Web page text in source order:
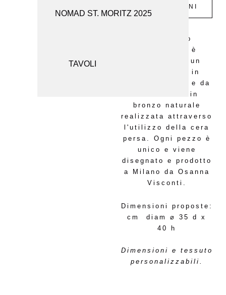
SEDUTE
TAVOLI
NOMAD ST. MORITZ 2025
INFORMAZIONI
Lo sgabello
"Arricciato" è
composto da un
rivestimento in
tessuto tigrato e da
ua struttura in
bronzo naturale
realizzata attraverso
l'utilizzo della cera
persa. Ogni pezzo è
unico e viene
disegnato e prodotto
a Milano da Osanna
Visconti.
Dimensioni proposte:
cm diam ⌀ 35 d x
40 h
Dimensioni e tessuto
personalizzabili.